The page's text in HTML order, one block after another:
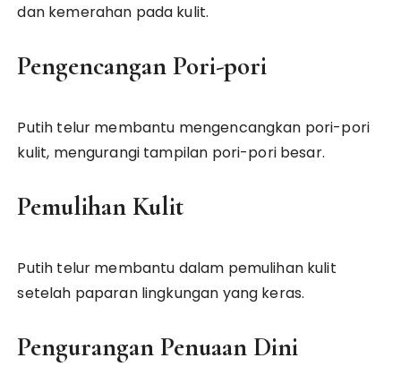
dan kemerahan pada kulit.
Pengencangan Pori-pori
Putih telur membantu mengencangkan pori-pori
kulit, mengurangi tampilan pori-pori besar.
Pemulihan Kulit
Putih telur membantu dalam pemulihan kulit
setelah paparan lingkungan yang keras.
Pengurangan Penuaan Dini